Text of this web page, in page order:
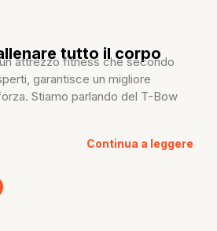
tutto il corpo
attrezzo fitness che secondo
garantisce un migliore
Stiamo parlando del T-Bow
Continua a leggere